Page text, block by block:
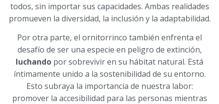
todos, sin importar sus capacidades. Ambas realidades
promueven la diversidad, la inclusión y la adaptabilidad.
Por otra parte, el ornitorrinco también enfrenta el
desafío de ser una especie en peligro de extinción,
luchando por sobrevivir en su hábitat natural. Está
íntimamente unido a la sostenibilidad de su entorno.
Esto subraya la importancia de nuestra labor:
promover la accesibilidad para las personas mientras